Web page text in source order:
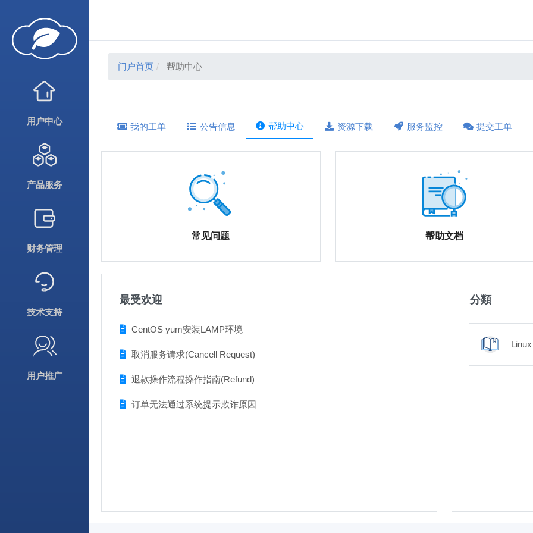
用户中心
产品服务
财务管理
技术支持
用户推广
门户首页 帮助中心
我的工单 公告信息 帮助中心 资源下载 服务监控 提交工单
常见问题 帮助文档
最受欢迎
CentOS yum安装LAMP环境
取消服务请求(Cancell Request)
退款操作流程操作指南(Refund)
订单无法通过系统提示欺诈原因
分類
Linux